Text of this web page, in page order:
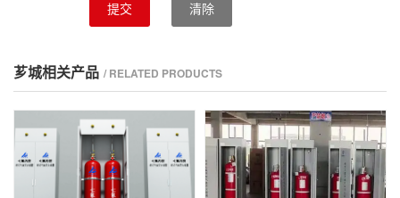
提交 清除
芗城相关产品 / RELATED PRODUCTS